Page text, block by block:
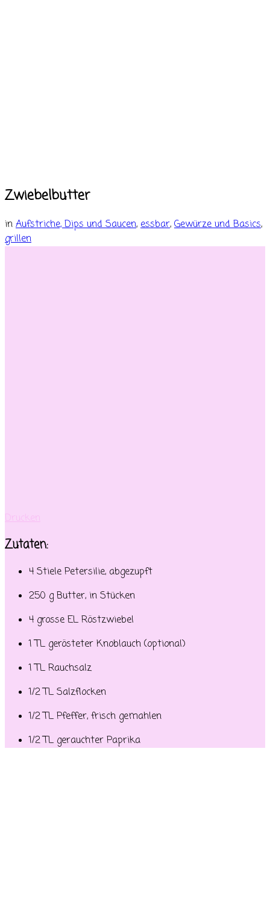
Zwiebelbutter
in Aufstriche, Dips und Saucen, essbar, Gewürze und Basics,
grillen
Drucken
Zutaten:
4 Stiele Petersilie, abgezupft
250 g Butter, in Stücken
4 grosse EL Röstzwiebel
1 TL gerösteter Knoblauch (optional)
1 TL Rauchsalz
1/2 TL Salzflocken
1/2 TL Pfeffer, frisch gemahlen
1/2 TL gerauchter Paprika